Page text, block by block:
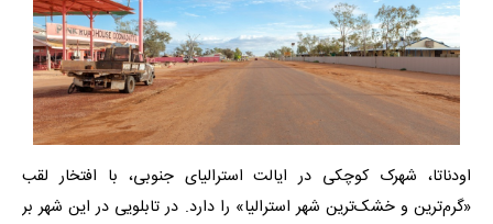
اودناتا، شهرک کوچکی در ایالت استرالیای جنوبی، با افتخار لقب
«گرم‌ترین و خشک‌ترین شهر استرالیا» را دارد. در تابلویی در این شهر بر